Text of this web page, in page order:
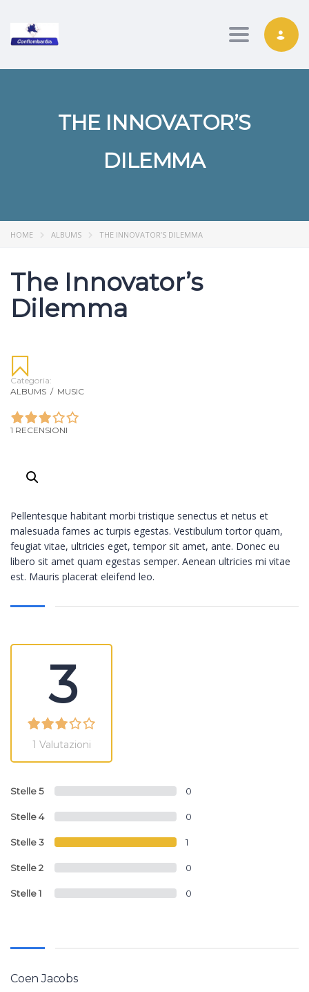
Toggle
THE INNOVATOR’S
DILEMMA
HOME ALBUMS THE INNOVATOR’S DILEMMA
The Innovator’s
Dilemma
Categoria:
ALBUMS / MUSIC
1 RECENSIONI
Pellentesque habitant morbi tristique senectus et netus et
malesuada fames ac turpis egestas. Vestibulum tortor quam,
feugiat vitae, ultricies eget, tempor sit amet, ante. Donec eu
libero sit amet quam egestas semper. Aenean ultricies mi vitae
est. Mauris placerat eleifend leo.
3
1 Valutazioni
Stelle 5 0
Stelle 4 0
Stelle 3 1
Stelle 2 0
Stelle 1 0
Coen Jacobs